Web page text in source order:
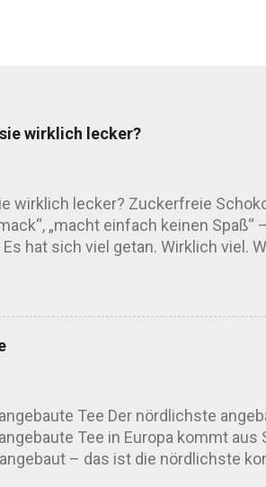
wirklich lecker?
wirklich lecker? Zuckerfreie
„macht einfach keinen
hat sich viel getan. Wirklich
um den Geschmack
kühl im Mund. Fast minzig,
Tee Der nördlichste
Tee in Europa kommt
– das ist die nördlichste